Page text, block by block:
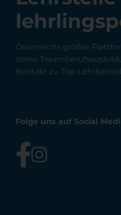
Österreichs größte
deine
Kontakt zu Top-
Folge uns auf Social